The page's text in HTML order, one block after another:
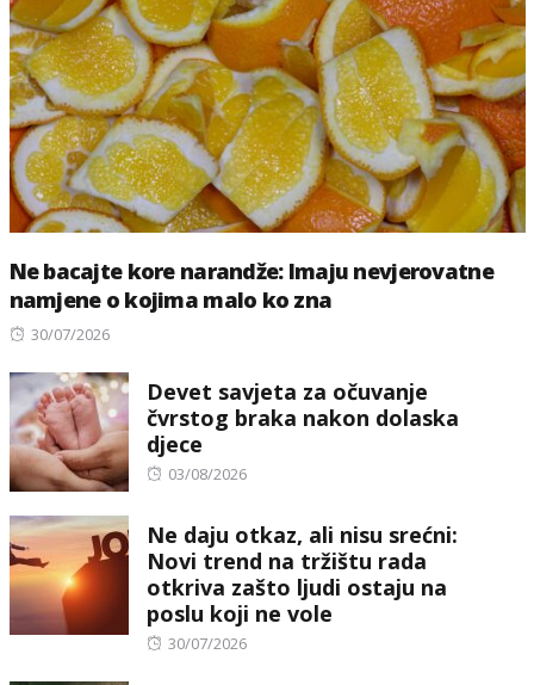
Ne bacajte kore narandže: Imaju nevjerovatne
namjene o kojima malo ko zna
Posted
30/07/2026
Devet savjeta za očuvanje
čvrstog braka nakon dolaska
djece
Posted
03/08/2026
Ne daju otkaz, ali nisu srećni:
Novi trend na tržištu rada
otkriva zašto ljudi ostaju na
poslu koji ne vole
Posted
30/07/2026